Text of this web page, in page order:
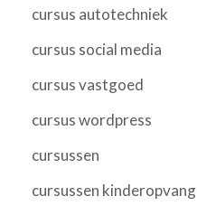
cursus autotechniek
cursus social media
cursus vastgoed
cursus wordpress
cursussen
cursussen kinderopvang